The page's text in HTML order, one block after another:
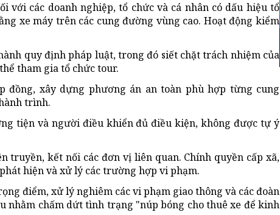
các doanh nghiệp, tổ chức và cá nhân có dấu hiệu tổ
xe máy trên các cung đường vùng cao. Hoạt động kiểm
quy định pháp luật, trong đó siết chặt trách nhiệm của
tham gia tổ chức tour.
xây dựng phương án an toàn phù hợp từng cung
trình.
tiện và người điều khiển đủ điều kiện, không được tự ý
truyền, kết nối các đơn vị liên quan. Chính quyền cấp xã,
hiện và xử lý các trường hợp vi phạm.
điểm, xử lý nghiêm các vi phạm giao thông và các đoàn
nhằm chấm dứt tình trạng "núp bóng cho thuê xe để kinh